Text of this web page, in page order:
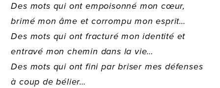
Des mots qui ont empoisonné mon cœur,
brimé mon âme et corrompu mon esprit…
Des mots qui ont fracturé mon identité et
entravé mon chemin dans la vie…
Des mots qui ont fini par briser mes défenses
à coup de bélier…